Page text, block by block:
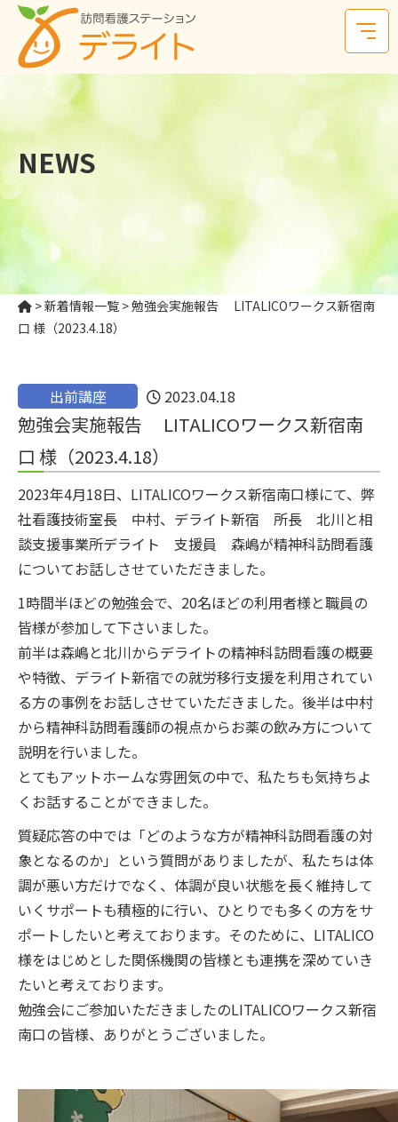
NEWS
>新着情報一覧 >勉強会実施報告 LITALICOワークス新宿南
口 様（2023.4.18）
出前講座 2023.04.18
勉強会実施報告 LITALICOワークス新宿南
口 様（2023.4.18）
2023年4月18日、LITALICOワークス新宿南口様にて、弊
社看護技術室長 中村、デライト新宿 所長 北川と相
談支援事業所デライト 支援員 森嶋が精神科訪問看護
についてお話しさせていただきました。
1時間半ほどの勉強会で、20名ほどの利用者様と職員の
皆様が参加して下さいました。
前半は森嶋と北川からデライトの精神科訪問看護の概要
や特徴、デライト新宿での就労移行支援を利用されてい
る方の事例をお話しさせていただきました。後半は中村
から精神科訪問看護師の視点からお薬の飲み方について
説明を行いました。
とてもアットホームな雰囲気の中で、私たちも気持ちよ
くお話することができました。
質疑応答の中では「どのような方が精神科訪問看護の対
象となるのか」という質問がありましたが、私たちは体
調が悪い方だけでなく、体調が良い状態を長く維持して
いくサポートも積極的に行い、ひとりでも多くの方をサ
ポートしたいと考えております。そのために、LITALICO
様をはじめとした関係機関の皆様とも連携を深めていき
たいと考えております。
勉強会にご参加いただきましたのLITALICOワークス新宿
南口の皆様、ありがとうございました。